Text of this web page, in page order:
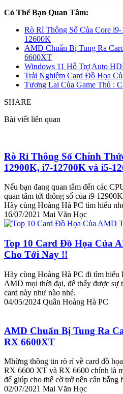
Có Thể Bạn Quan Tâm:
Rò Rỉ Thông Số Của Core
12600K
AMD Chuẩn Bị Tung Ra
6600XT
Windows 11 Hỗ Trợ Auto
Trải Nghiệm Card Đồ Họa
Tương Lai Của Game Thủ :
SHARE
Bài viết liên quan
Rò Rỉ Thông Số Chính
12900K, i7-12700K và i5-
Nếu bạn đang quan tâm đến các
quan tâm tới thông số của i9
Hãy cùng Hoàng Hà PC tìm hiểu
16/07/2021 Mai Văn Học
Top 10 Card Đồ Họa Của
Cho Tới Nay !!
Hãy cùng Hoàng Hà PC đi tìm hiểu
AMD mọi thời đại, để thấy được sự
card này như nào nhé.
04/05/2024 Quân Hoàng Hà PC
AMD Chuẩn Bị Tung Ra
RX 6600XT
Mhững thông tin rò rỉ về card đồ
RX 6600 XT và RX 6600 chính là
để giúp cho thế cờ trở nên cân bằng
02/07/2021 Mai Văn Học